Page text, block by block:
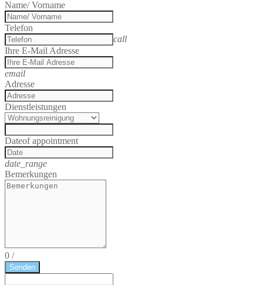
Name/ Vorname
Telefon
call
Ihre E-Mail Adresse
email
Adresse
Dienstleistungen
Dateof appointment
date_range
Bemerkungen
0 /
Senden